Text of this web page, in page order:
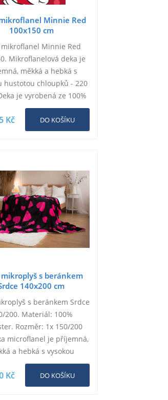
Minnie Red
100x150 cm
mikroflanel Minnie Red
Mikroflanelová deka je
měkká a hebká s
hustotou chloupků - 220
je vyrobená ze 100%
je obšitá ze všech
stran, aby se…
Kč DO KOŠÍKU
s beránkem
140x200 cm
s beránkem Srdce
200. Materiál: 100%
Rozměr: 1x 150/200
microflanel je příjemná,
a hebká s vysokou
chloupků, a imitací
na druhé straně.…
Kč DO KOŠÍKU